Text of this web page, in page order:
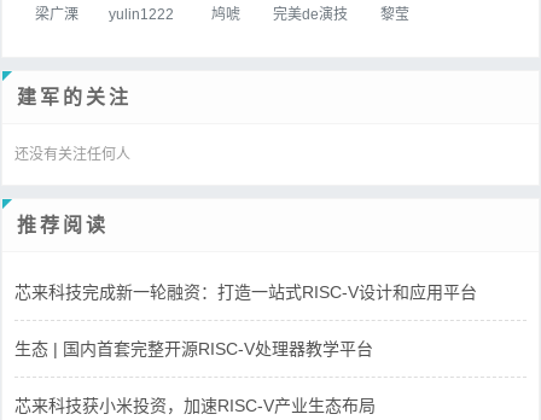
梁广溧 yulin1222 鸠唬 完美de演技 黎莹
建军的关注
还没有关注任何人
推荐阅读
芯来科技完成新一轮融资：打造一站式RISC-V设计和应用平台
生态 | 国内首套完整开源RISC-V处理器教学平台
芯来科技获小米投资，加速RISC-V产业生态布局